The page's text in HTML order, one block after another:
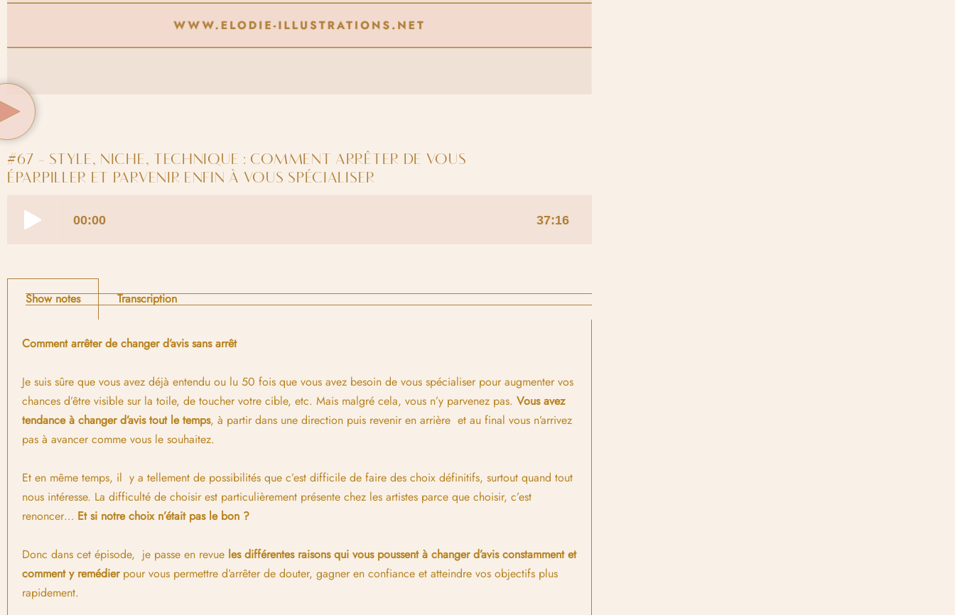
#67 - STYLE, NICHE, TECHNIQUE : COMMENT ARRÊTER DE VOUS
ÉPARPILLER ET PARVENIR ENFIN À VOUS SPÉCIALISER
Show notes Transcription
Comment arrêter de changer d’avis sans arrêt
Je suis sûre que vous avez déjà entendu ou lu 50 fois que vous avez besoin de vous spécialiser pour augmenter vos
chances d’être visible sur la toile, de toucher votre cible, etc. Mais malgré cela, vous n’y parvenez pas. Vous avez
tendance à changer d’avis tout le temps, à partir dans une direction puis revenir en arrière et au final vous n’arrivez
pas à avancer comme vous le souhaitez.
Et en même temps, il y a tellement de possibilités que c’est difficile de faire des choix définitifs, surtout quand tout
nous intéresse. La difficulté de choisir est particulièrement présente chez les artistes parce que choisir, c’est
renoncer… Et si notre choix n’était pas le bon ?
Donc dans cet épisode, je passe en revue les différentes raisons qui vous poussent à changer d’avis constamment et
comment y remédierpour vous permettre d’arrêter de douter, gagner en confiance et atteindre vos objectifs plus
rapidement.